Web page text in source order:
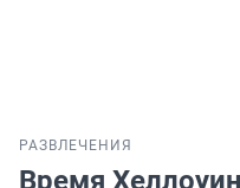
РАЗВЛЕЧЕНИЯ
Время